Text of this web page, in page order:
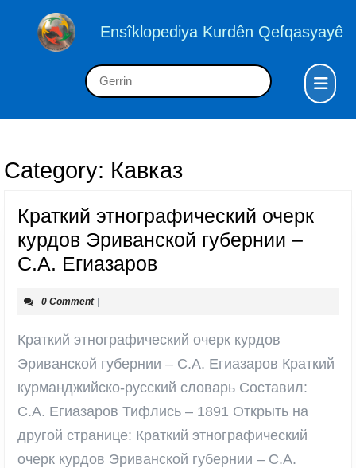
Ensîklopediya Kurdên Qefqasyayê
Search
for:
Category: Кавказ
Краткий этнографический очерк
курдов Эриванской губернии –
С.А. ЕгиазаровКраткий
курдов
Эриванской
губернии
–
С.А.
Егиазаров
0 Comment
Краткий этнографический очерк курдов
Эриванской губернии – С.А. Егиазаров Краткий
курманджийско-русский словарь Составил:
С.А. Егиазаров Тифлись – 1891 Открыть на
другой странице: Краткий этнографический
очерк курдов Эриванской губернии – С.А.